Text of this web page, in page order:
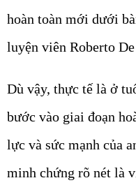
hoàn toàn mới dưới
luyện viên Roberto
Dù vậy, thực tế là ở
bước vào giai đoạn
lực và sức mạnh của
minh chứng rõ nét là